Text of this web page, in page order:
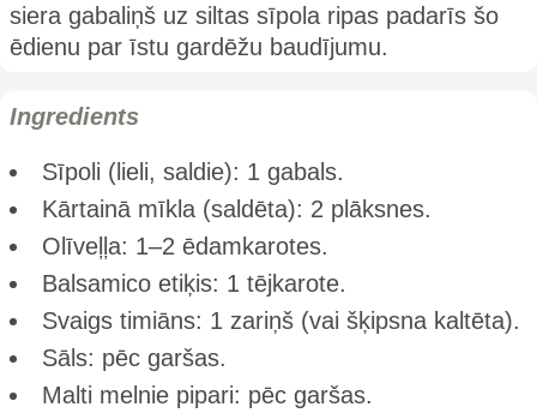
siera gabaliņš uz siltas sīpola ripas padarīs šo
ēdienu par īstu gardēžu baudījumu.
Ingredients
Sīpoli (lieli, saldie): 1 gabals.
Kārtainā mīkla (saldēta): 2 plāksnes.
Olīveļļa: 1–2 ēdamkarotes.
Balsamico etiķis: 1 tējkarote.
Svaigs timiāns: 1 zariņš (vai šķipsna kaltēta).
Sāls: pēc garšas.
Malti melnie pipari: pēc garšas.